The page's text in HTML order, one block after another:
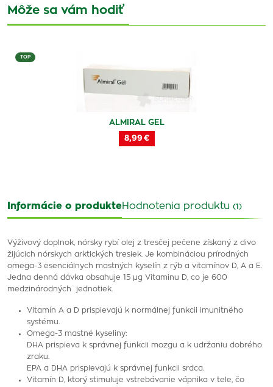
Môže sa vám hodiť
TOP
ALMIRAL GEL
8,99 €
Informácie o produkteHodnotenia produktu (1)
Výživový doplnok, nórsky rybí olej z tresčej pečene získaný z divo
žijúcich nórskych arktických tresiek. Je kombináciou prírodných
omega-3 esenciálnych mastných kyselín z rýb a vitamínov D, A a E.
Jedna denná dávka obsahuje 15 μg Vitaminu D, co je 600
medzinárodných jednotiek.
Vitamín A a D prispievajú k normálnej funkcii imunitného
systému.
Omega-3 mastné kyseliny:
DHA prispieva k správnej funkcii mozgu a k udržaniu dobrého
zraku.
EPA a DHA prispievajú k správnej funkcii srdca.
Vitamín D, ktorý stimuluje vstrebávanie vápnika v tele, čo